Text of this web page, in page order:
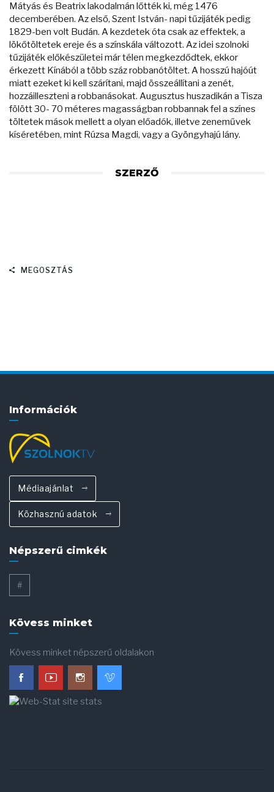
Mátyás és Beatrix lakodalmán lőtték ki, még 1476
decemberében. Az első, Szent István- napi tűzijáték pedig
1829-ben volt Budán. A kezdetek óta csak az effektek, a
lökőtöltetek ereje és a színskála változott. Az idei szolnoki
tűzijáték előkészületei már télen megkezdődtek, ekkor
érkezett Kínából a több száz robbanótöltet. A hosszú hajóút
miatt ezeket ki kell szárítani, majd összeállítani a zenét,
hozzáilleszteni a robbanásokat. Augusztus huszadikán a Tisza
fölött 30- 70 méteres magasságban robbannak fel a színes
töltetek mások mellett a olyan előadók, illetve zeneművek
kíséretében, mint Rúzsa Magdi, vagy a Gyöngyhajú lány.
SZERZŐ
MEGOSZTÁS
Információk
Médiaajánlat
Közhasznú adatok
Népszerű cimkék
#
Kövess minket
Kövess minket népszerű oldalakon